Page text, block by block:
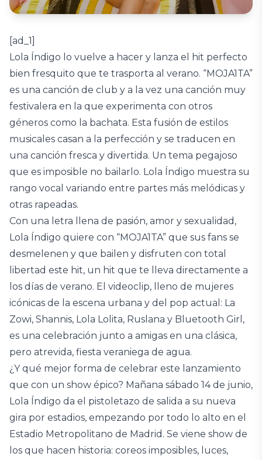
[ad_1]
Lola Índigo lo vuelve a hacer y lanza el hit perfecto
bien fresquito que te trasporta al verano. “MOJA1TA”
es una canción de club y a la vez una canción muy
festivalera en la que experimenta con otros
géneros como la bachata. Esta fusión de estilos
musicales casan a la perfección y se traducen en
una canción fresca y divertida. Un tema pegajoso
que es imposible no bailarlo. Lola Índigo muestra su
rango vocal variando entre partes más melódicas y
otras rapeadas.
Con una letra llena de pasión, amor y sexualidad,
Lola Índigo quiere con “MOJA1TA” que sus fans se
desmelenen y que bailen y disfruten con total
libertad este hit, un hit que te lleva directamente a
los días de verano. El videoclip, lleno de mujeres
icónicas de la escena urbana y del pop actual: La
Zowi, Shannis, Lola Lolita, Ruslana y Bluetooth Girl,
es una celebración junto a amigas en una clásica,
pero atrevida, fiesta veraniega de agua.
¿Y qué mejor forma de celebrar este lanzamiento
que con un show épico? Mañana sábado 14 de junio,
Lola Índigo da el pistoletazo de salida a su nueva
gira por estadios, empezando por todo lo alto en el
Estadio Metropolitano de Madrid. Se viene show de
los que hacen historia: coreos imposibles, luces,